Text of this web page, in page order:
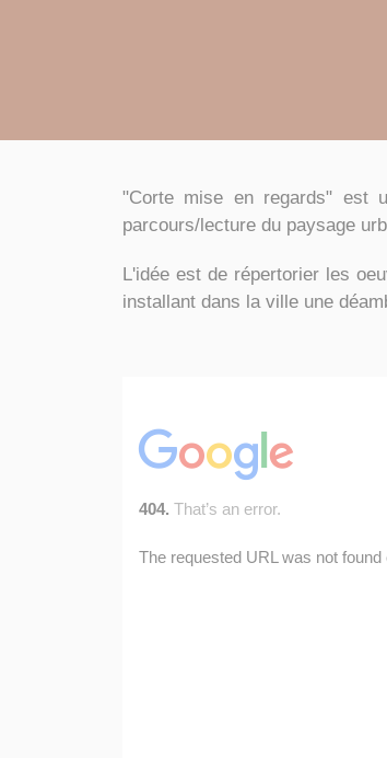
"Corte mise en regards" est
parcours/lecture du paysage
L'idée est de répertorier les
installant dans la ville une